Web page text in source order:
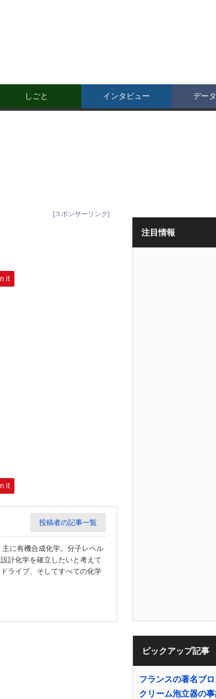
しごと インタビュー デー
[スポンサーリンク]
it
it
投稿者の記事一覧
に有機合成化学。分子レベル
計化学を確立したいと考えて
ライブ、そしてすべての化学
注目情報
ピックアップ記事
フランスの著名ブ
クリーム泡立器の